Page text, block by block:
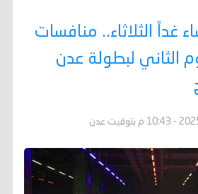
غداً الثلاثاء.. منافسات
الثاني لبطولة عدن